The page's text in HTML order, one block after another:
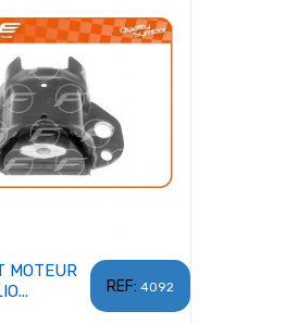
REF: 4092
MOTEUR